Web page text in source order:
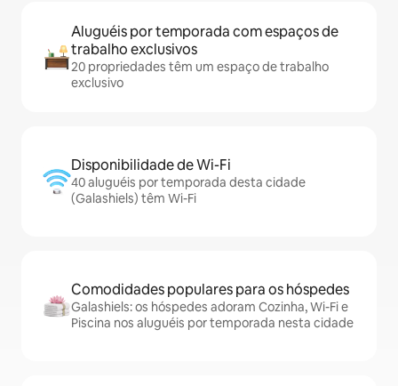
Aluguéis por temporada com espaços de
trabalho exclusivos
20 propriedades têm um espaço de trabalho
exclusivo
Disponibilidade de Wi-Fi
40 aluguéis por temporada desta cidade
(Galashiels) têm Wi-Fi
Comodidades populares para os hóspedes
Galashiels: os hóspedes adoram Cozinha, Wi-Fi e
Piscina nos aluguéis por temporada nesta cidade